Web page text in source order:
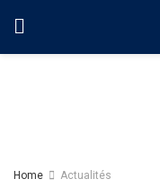
Home Actualités